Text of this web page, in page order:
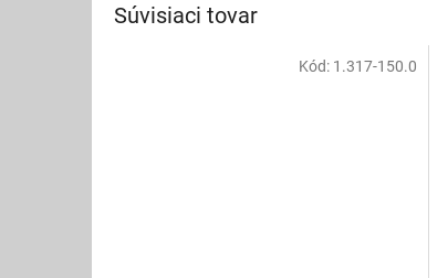
Súvisiaci tovar
Kód: 1.317-150.0